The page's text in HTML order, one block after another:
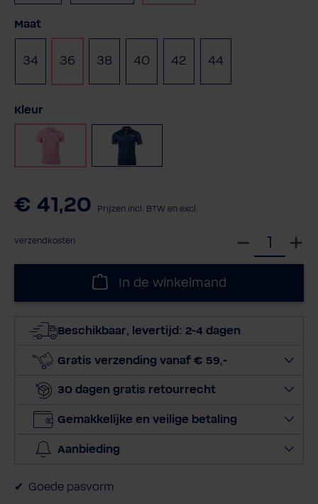
Selecteer
Maat
34 36 38 40 42 44
Selecteer
Kleur
€ 41,20 Prijzen incl. BTW en excl.
verzendkosten
c
e
h
e
In de winkelmand
Beschikbaar, levertijd: 2-4 dagen
Gratis verzending vanaf € 59,-
30 dagen gratis retourrecht
Gemakkelijke en veilige betaling
Aanbieding
Goede pasvorm